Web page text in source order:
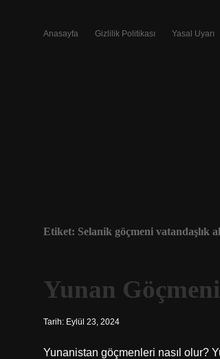
Anasayfa Gizlilik Politikası Yasal Uyarı
Etiket: Selanik göçmeni vatandaşlık
Yunan
Tarih: Eylül 23, 2024
Yunanistan göçmenleri nasıl olur?